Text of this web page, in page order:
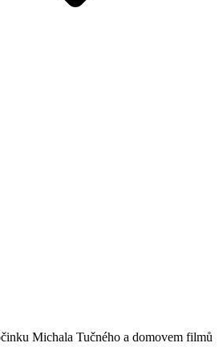
Michala Tučného a domovem filmů